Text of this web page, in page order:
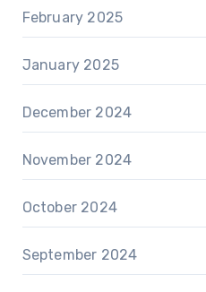
February 2025
January 2025
December 2024
November 2024
October 2024
September 2024